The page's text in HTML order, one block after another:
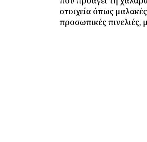
στοιχεία όπως
προσωπικές πινελιές,